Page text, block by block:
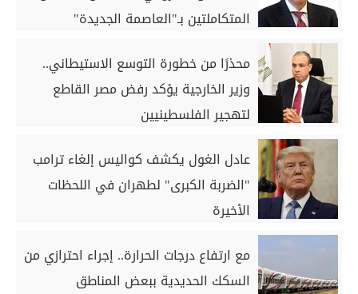
المتكاملتين بـ"العاصمة الجديدة"
محذرًا من خطورة التوسع الاستيطاني..
وزير الخارجية يؤكد رفض مصر القاطع
لتهجير الفلسطينيين
عادل الغول يكشف كواليس إلغاء ترامب
"الضربة الكبرى" لطهران في اللحظات
الأخيرة
مع ارتفاع درجات الحرارة.. إجراء احترازي من
السكك الحديدية ببعض المناطق